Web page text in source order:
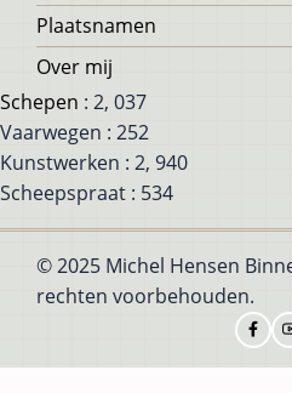
Plaatsnamen
Over mij
Schepen : 2, 037
Vaarwegen : 252
Kunstwerken : 2, 940
Scheepspraat : 534
© 2025 Michel Hensen
rechten voorbehouden.